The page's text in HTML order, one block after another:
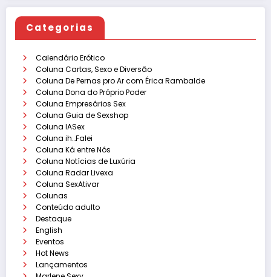
Categorias
Calendário Erótico
Coluna Cartas, Sexo e Diversão
Coluna De Pernas pro Ar com Érica Rambalde
Coluna Dona do Próprio Poder
Coluna Empresários Sex
Coluna Guia de Sexshop
Coluna IASex
Coluna ih…Falei
Coluna Ká entre Nós
Coluna Notícias de Luxúria
Coluna Radar Livexa
Coluna SexAtivar
Colunas
Conteúdo adulto
Destaque
English
Eventos
Hot News
Lançamentos